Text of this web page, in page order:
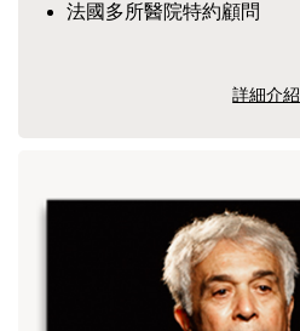
詳細介紹
法國多所醫院特約顧問